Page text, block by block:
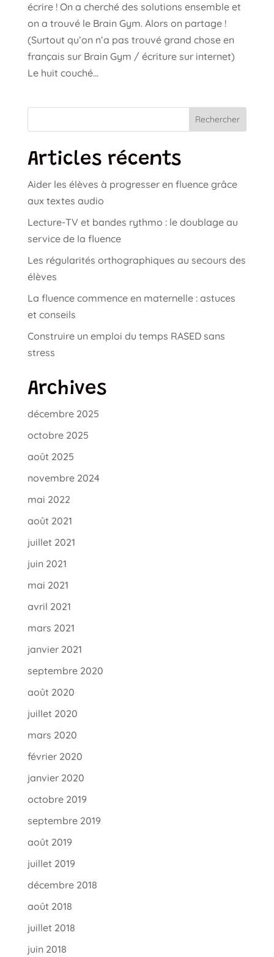
écrire ! On a cherché des solutions ensemble et
on a trouvé le Brain Gym. Alors on partage !
(Surtout qu’on n’a pas trouvé grand chose en
français sur Brain Gym / écriture sur internet)
Le huit couché...
Rechercher
Articles récents
Aider les élèves à progresser en fluence grâce
aux textes audio
Lecture-TV et bandes rythmo : le doublage au
service de la fluence
Les régularités orthographiques au secours des
élèves
La fluence commence en maternelle : astuces
et conseils
Construire un emploi du temps RASED sans
stress
Archives
décembre 2025
octobre 2025
août 2025
novembre 2024
mai 2022
août 2021
juillet 2021
juin 2021
mai 2021
avril 2021
mars 2021
janvier 2021
septembre 2020
août 2020
juillet 2020
mars 2020
février 2020
janvier 2020
octobre 2019
septembre 2019
août 2019
juillet 2019
décembre 2018
août 2018
juillet 2018
juin 2018